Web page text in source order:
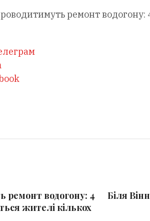
ремонт
ремонт водогону: 4
жителі кількох
Біля